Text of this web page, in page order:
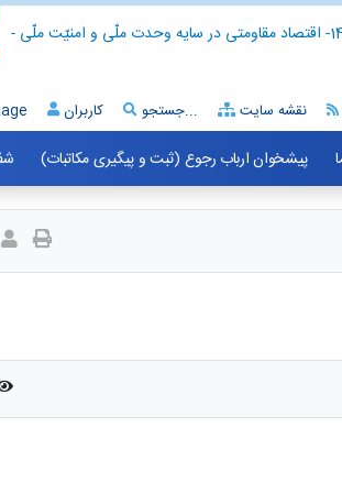
- اقتصاد مقاومتی در سایه وحدت ملّی و امنیّت ملّی -
کاربران جستجو... نقشه سایت
پیشخوان ارباب رجوع (ثبت و پیگیری مکاتبات)